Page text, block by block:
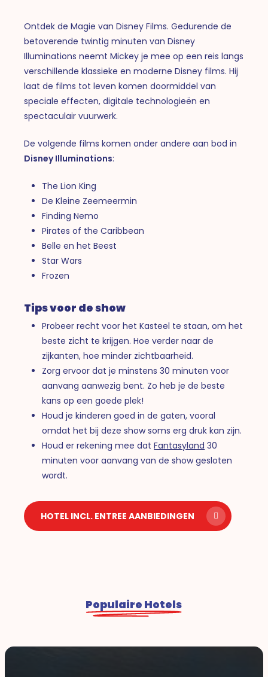
Ontdek de Magie van Disney Films. Gedurende de
betoverende twintig minuten van Disney
Illuminations neemt Mickey je mee op een reis langs
verschillende klassieke en moderne Disney films. Hij
laat de films tot leven komen doormiddel van
speciale effecten, digitale technologieën en
spectaculair vuurwerk.
De volgende films komen onder andere aan bod in
Disney Illuminations:
The Lion King
De Kleine Zeemeermin
Finding Nemo
Pirates of the Caribbean
Belle en het Beest
Star Wars
Frozen
Tips voor de show
Probeer recht voor het Kasteel te staan, om het
beste zicht te krijgen. Hoe verder naar de
zijkanten, hoe minder zichtbaarheid.
Zorg ervoor dat je minstens 30 minuten voor
aanvang aanwezig bent. Zo heb je de beste
kans op een goede plek!
Houd je kinderen goed in de gaten, vooral
omdat het bij deze show soms erg druk kan zijn.
Houd er rekening mee datFantasyland 30
minuten voor aanvang van de show gesloten
wordt.
HOTEL INCL. ENTREE AANBIEDINGEN
Populaire Hotels